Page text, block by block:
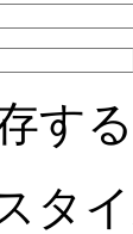
す
タ